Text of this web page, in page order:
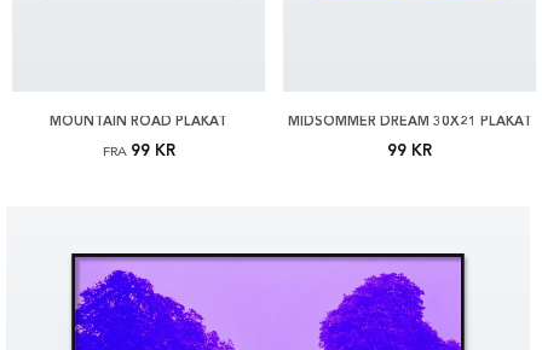
MOUNTAIN ROAD PLAKAT
FRA 99 KR
MIDSOMMER DREAM 30X21 PLAKAT
99 KR